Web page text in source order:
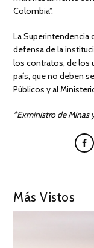
Colombia”.
La Superintendencia
defensa de la
los contratos, de los
país, que no deben
Públicos y al
*Exministro de Minas
Más Vistos